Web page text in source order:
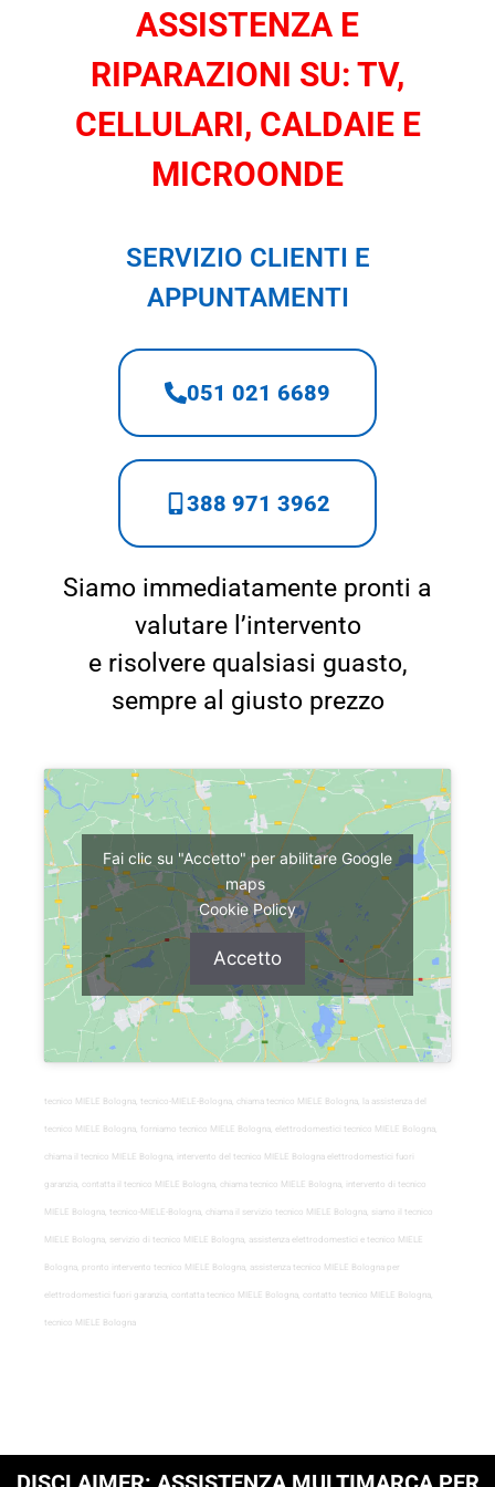
ASSISTENZA E
RIPARAZIONI SU: TV,
CELLULARI, CALDAIE E
MICROONDE
SERVIZIO CLIENTI E
APPUNTAMENTI
051 021 6689
388 971 3962
Siamo immediatamente pronti a
valutare l’intervento
e risolvere qualsiasi guasto,
sempre al giusto prezzo
Fai clic su "Accetto" per abilitare Google
maps
Cookie Policy
Accetto
tecnico MIELE Bologna, tecnico-MIELE-Bologna, chiama tecnico MIELE Bologna, la assistenza del
tecnico MIELE Bologna, forniamo tecnico MIELE Bologna, elettrodomestici tecnico MIELE Bologna,
chiama il tecnico MIELE Bologna, intervento del tecnico MIELE Bologna elettrodomestici fuori
garanzia, contatta il tecnico MIELE Bologna, chiama tecnico MIELE Bologna, intervento di tecnico
MIELE Bologna, tecnico-MIELE-Bologna, chiama il servizio tecnico MIELE Bologna, siamo il tecnico
MIELE Bologna, servizio di tecnico MIELE Bologna, assistenza elettrodomestici e tecnico MIELE
Bologna, pronto intervento tecnico MIELE Bologna, assistenza tecnico MIELE Bologna per
elettrodomestici fuori garanzia, contatta tecnico MIELE Bologna, contatto tecnico MIELE Bologna,
tecnico MIELE Bologna